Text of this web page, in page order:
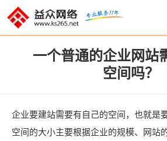
一个普通的企业网站
空间吗？
企业要建站需要有自己的空间，也就是
空间的大小主要根据企业的规模、网站